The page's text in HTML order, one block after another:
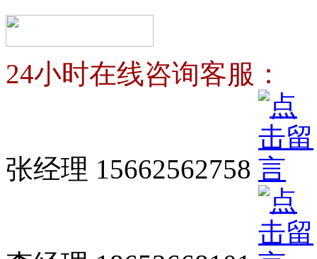
24小时在线咨询客服：
张经理 15662562758